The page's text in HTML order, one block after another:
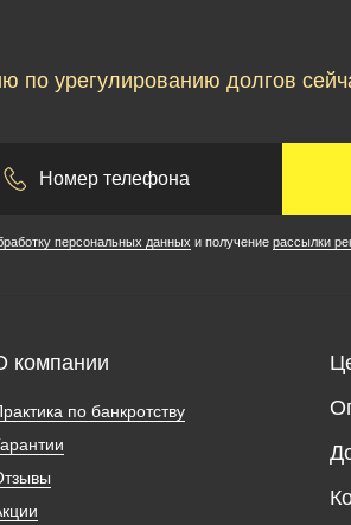
по урегулированию долгов
персональных данных и получение рассылки
компании
по банкротству